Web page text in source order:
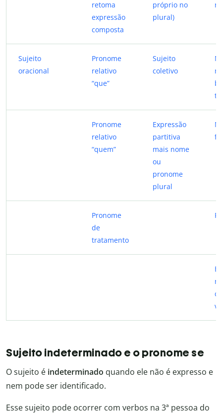
retoma
expressão
composta
próprio no
plural)
Sujeito
oracional
Pronome
relativo
“que”
Sujeito
coletivo
Pronome
relativo
“quem”
Expressão
partitiva
mais nome
ou
pronome
plural
Pronome
de
tratamento
Sujeito indeterminado e o pronome se
O sujeito é indeterminado quando ele não é expresso e
nem pode ser identificado.
Esse sujeito pode ocorrer com verbos na 3ª pessoa do